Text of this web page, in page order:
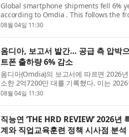
Global smartphone shipments fell 6%
according to Omdia . This follows the
the adjustment phase of the memory
08월 04일 11:30
옴디아, 보고서 발간… 공급 측 압박
트폰 출하량 6% 감소
옴디아(Omdia)의 보고서에 따르면 2026
소한 2억7200만 대를 기록했다. 이는
의 조정 국면으로 전환된 데 따른 것이다.
08월 04일 11:30
직능연 ‘THE HRD REVIEW’ 2026
계와 직업교육훈련 정책 시사점 분석